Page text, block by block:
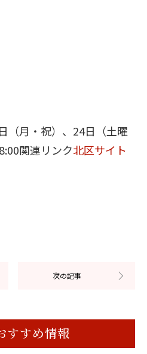
（月・祝）、24日（土曜
関連リンク北区サイト
すすめ情報